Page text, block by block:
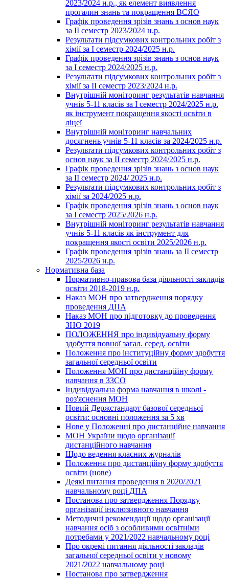
2023/2024 н.р., як елемент виявлення
прогалин знань та покращення ВСЯО
Графік проведення зрізів знань з основ наук
за ІІ семестр 2023/2024 н.р.
Результати підсумкових контрольних робіт з
хімії за І семестр 2024/2025 н.р.
Графік проведення зрізів знань з основ наук
за І семестр 2024/2025 н.р.
Результати підсумкових контрольних робіт з
хімії за ІІ семестр 2023/2024 н.р.
Внутрішній моніторинг результатів навчання
учнів 5-11 класів за І семестр 2024/2025 н.р.
як інструмент покращення якості освіти в
ліцеї
Внутрішній моніторинг навчальних
досягнень учнів 5-11 класів за 2024/2025 н.р.
Результати підсумкових контрольних робіт з
основ наук за ІІ семестр 2024/2025 н.р.
Графік проведення зрізів знань з основ наук
за ІІ семестр 2024/ 2025 н.р.
Результати підсумкових контрольних робіт з
хімії за 2024/2025 н.р.
Графік проведення зрізів знань з основ наук
за І семестр 2025/2026 н.р.
Внутрішній моніторинг результатів навчання
учнів 5-11 класів як інструмент для
покращення якості освіти 2025/2026 н.р.
Графік проведення зрізів знань за ІІ семестр
2025/2026 н.р.
Нормативна база
Нормативно-правова база діяльності закладів
освіти 2018-2019 н.р.
Наказ МОН про затвердження порядку
проведення ДПА
Наказ МОН про підготовку до проведення
ЗНО 2019
ПОЛОЖЕННЯ про індивідуальну форму
здобуття повної загал. серед. освіти
Положення про інституційну форму здобуття
загальної середньої освіти
Положення МОН про дистанційну форму
навчання в ЗЗСО
Індивідуальна форма навчання в школі -
роз'яснення МОН
Новий Держстандарт базової середньої
освіти: основні положення за 5 хв
Нове у Положенні про дистанційне навчання
МОН України щодо організації
дистанційного навчання
Щодо ведення класних журналів
Положення про дистанційну форму здобуття
освіти (нове)
Деякі питання проведення в 2020/2021
навчальному році ДПА
Постанова про затвердження Порядку
організації інклюзивного навчання
Методичні рекомендації щодо організації
навчання осіб з особливими освітніми
потребами у 2021/2022 навчальному році
Про окремі питання діяльності закладів
загальної середньої освіти у новому
2021/2022 навчальному році
Постанова про затвердження